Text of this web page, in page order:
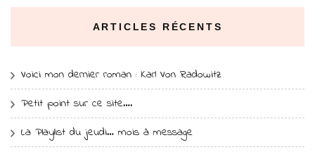
ARTICLES RÉCENTS
Voici mon dernier roman : Karl Von Radowitz
Petit point sur ce site….
La Playlist du jeudi… mois à message